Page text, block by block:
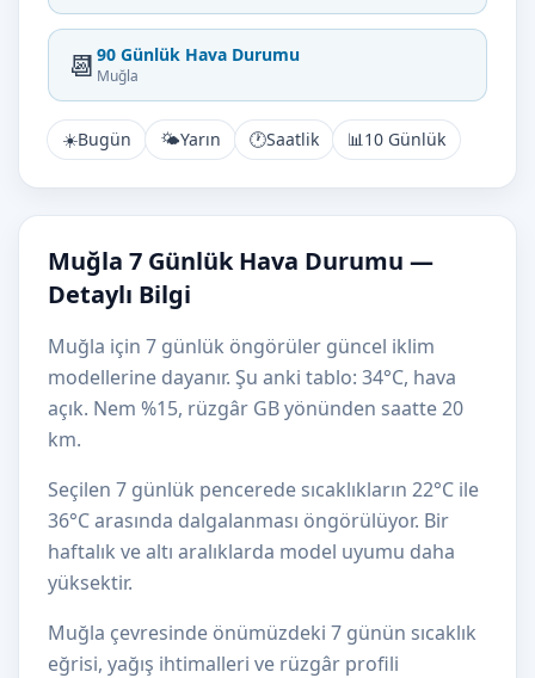
📆 90 Günlük Hava Durumu
Muğla
☀️Bugün 🌤️Yarın 🕐Saatlik 📊10 Günlük
Muğla 7 Günlük Hava Durumu —
Detaylı Bilgi
Muğla için 7 günlük öngörüler güncel iklim
modellerine dayanır. Şu anki tablo: 34°C, hava
açık. Nem %15, rüzgâr GB yönünden saatte 20
km.
Seçilen 7 günlük pencerede sıcaklıkların 22°C ile
36°C arasında dalgalanması öngörülüyor. Bir
haftalık ve altı aralıklarda model uyumu daha
yüksektir.
Muğla çevresinde önümüzdeki 7 günün sıcaklık
eğrisi, yağış ihtimalleri ve rüzgâr profili